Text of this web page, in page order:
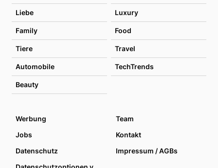
Liebe Luxury
Family Food
Tiere Travel
Automobile TechTrends
Beauty
Werbung
Team
Jobs
Kontakt
Datenschutz
Impressum / AGBs